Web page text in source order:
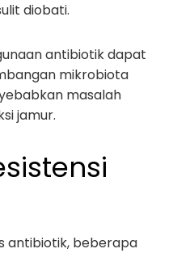
diobati.
antibiotik dapat
mikrobiota
masalah
jamur.
antibiotik, beberapa